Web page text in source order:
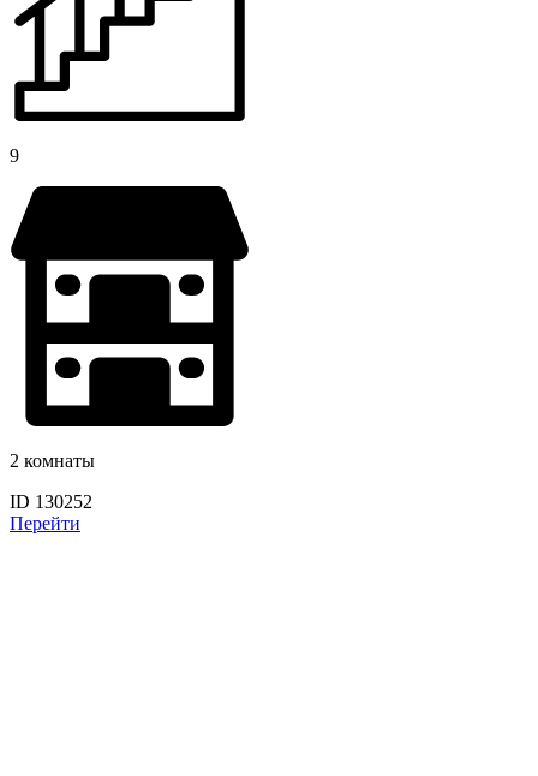
9
2 комнаты
ID 130252
Перейти